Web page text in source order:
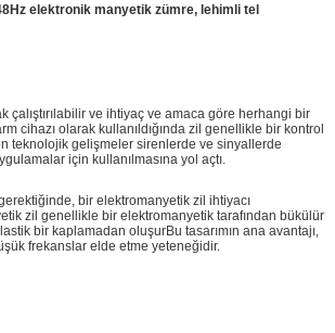
elektronik manyetik zümre, lehimli tel
çalıştırılabilir ve ihtiyaç ve amaca göre herhangi bir
cihazı olarak kullanıldığında zil genellikle bir kontrol
teknolojik gelişmeler sirenlerde ve sinyallerde
için kullanılmasına yol açtı.
bir elektromanyetik zil ihtiyacı
zil genellikle bir elektromanyetik tarafından bükülür
bir kaplamadan oluşurBu tasarımın ana avantajı,
frekanslar elde etme yeteneğidir.